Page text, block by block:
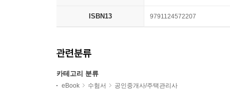
ISBN13 9791124572207
관련분류
카테고리 분류
eBook 수험서 공인중개사/주택관리사